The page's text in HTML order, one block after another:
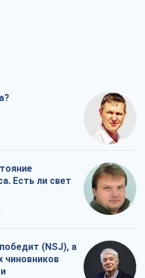
Есть ли свет
(NSJ), а
чиновников